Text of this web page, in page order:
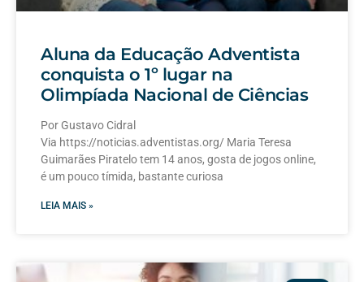
Aluna da Educação Adventista
conquista o 1º lugar na
Olimpíada Nacional de Ciências
Por Gustavo Cidral
Via https://noticias.adventistas.org/ Maria Teresa
Guimarães Piratelo tem 14 anos, gosta de jogos online,
é um pouco tímida, bastante curiosa
LEIA MAIS »